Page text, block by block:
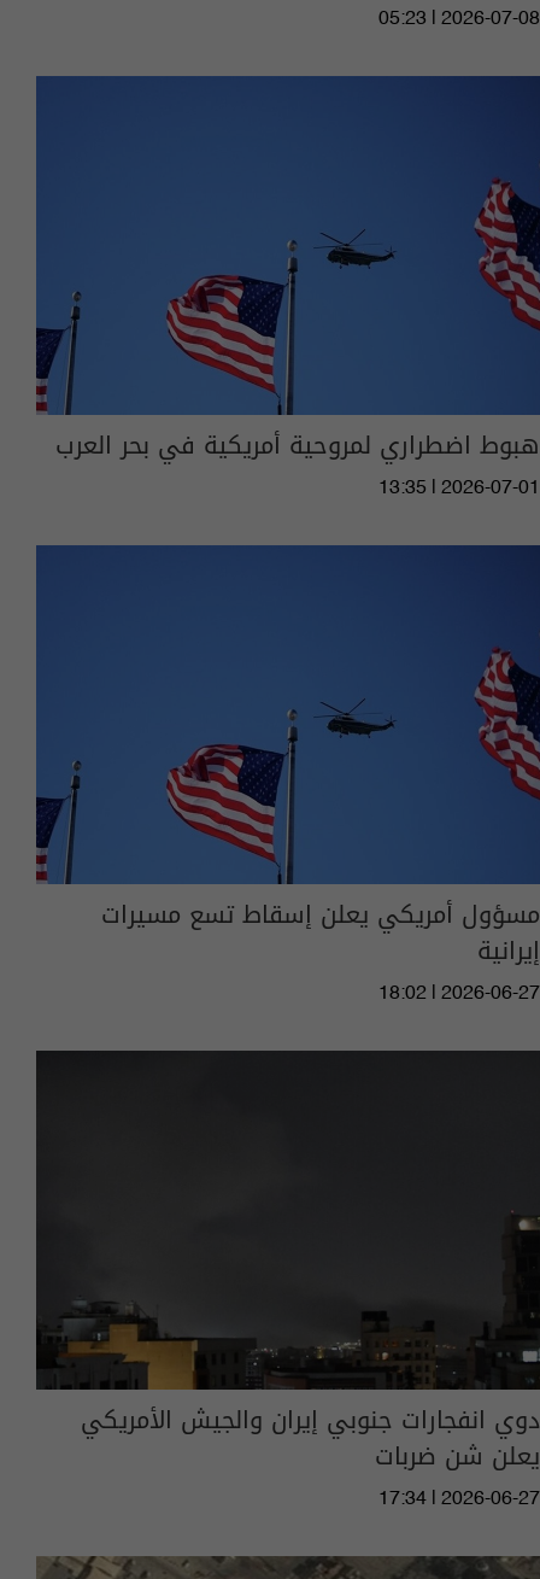
05:23 | 2026-07-08
هبوط اضطراري لمروحية أمريكية في بحر العرب
13:35 | 2026-07-01
مسؤول أمريكي يعلن إسقاط تسع مسيرات
إيرانية
18:02 | 2026-06-27
دوي انفجارات جنوبي إيران والجيش الأمريكي
يعلن شن ضربات
17:34 | 2026-06-27